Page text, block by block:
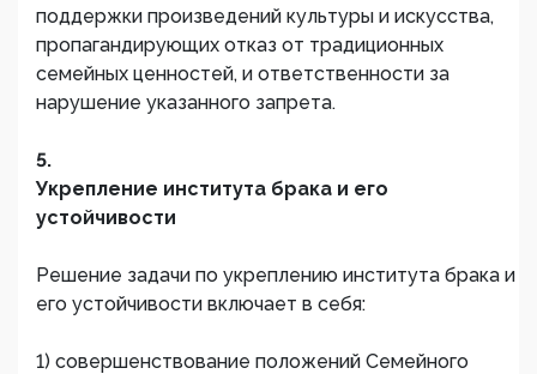
поддержки произведений культуры и искусства,
пропагандирующих отказ от традиционных
семейных ценностей, и ответственности за
нарушение указанного запрета.
5.
Укрепление института брака и его
устойчивости
Решение задачи по укреплению института брака и
его устойчивости включает в себя:
1) совершенствование положений Семейного